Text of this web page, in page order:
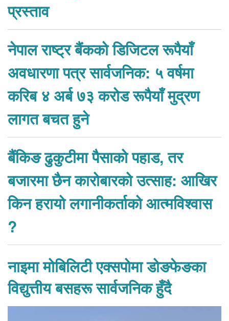
प्रस्ताव
नेपाल राष्ट्र बैंकको डिजिटल रूपैयाँ
अवधारणा पत्र सार्वजनिक: ५ वर्षमा
करिब ४ अर्ब ७३ करोड रूपैयाँ मुद्रण
लागत बचत हुने
बैंकिङ ढुकुटीमा पैसाको पहाड, तर
बजारमा छैन कारोबारको उत्साह: आखिर
किन हरायो लगानीकर्ताको आत्मविश्वास
?
नाइमा मोबिलिटी एक्सपोमा डोङफेङका
विद्युत्तीय बसहरू सार्वजनिक हुँदै